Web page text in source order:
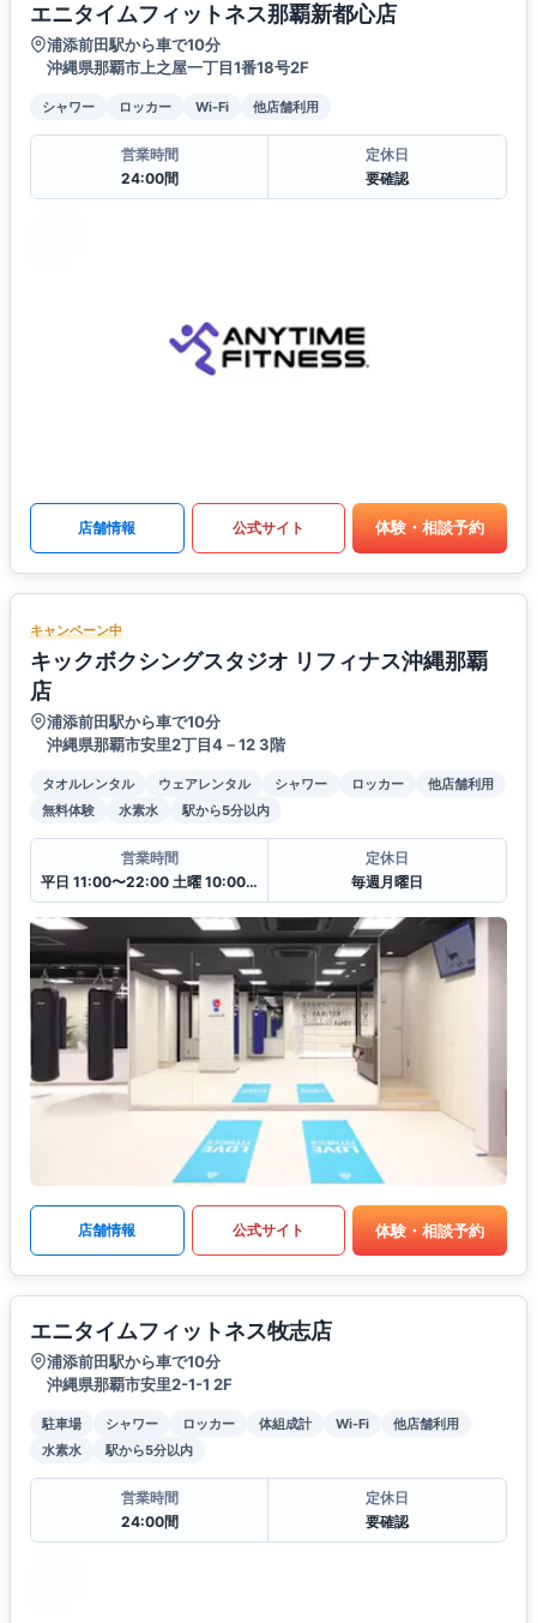
エニタイムフィットネス那覇新都心店
浦添前田駅から車で10分
沖縄県那覇市上之屋一丁目1番18号2F
シャワー ロッカー Wi-Fi 他店舗利用
営業時間
24:00間
定休日
要確認
店舗情報 公式サイト 体験・相談予約
キャンペーン中
キックボクシングスタジオ リフィナス沖縄那覇
店
浦添前田駅から車で10分
沖縄県那覇市安里2丁目4－12 3階
タオルレンタル ウェアレンタル シャワー ロッカー
他店舗利用
無料体験
水素水 駅から5分以内
営業時間
平日 11:00〜22:00 土曜 10:00〜20:00 日・祝 10:00〜18:00
定休日
毎週月曜日
店舗情報 公式サイト 体験・相談予約
エニタイムフィットネス牧志店
浦添前田駅から車で10分
沖縄県那覇市安里2-1-1 2F
駐車場 シャワー ロッカー 体組成計 Wi-Fi
他店舗利用
水素水
駅から5分以内
営業時間
24:00間
定休日
要確認